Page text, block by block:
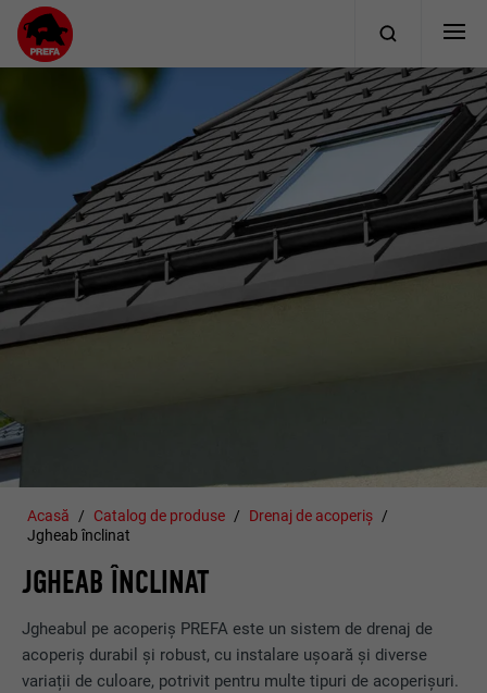
Acasă Catalog de produse
Drenaj de acoperiș
Jgheab înclinat
JGHEAB ÎNCLINAT
Jgheabul pe acoperiș PREFA este un sistem de drenaj de
acoperiș durabil și robust, cu instalare ușoară și diverse
variații de culoare, potrivit pentru multe tipuri de acoperișuri.